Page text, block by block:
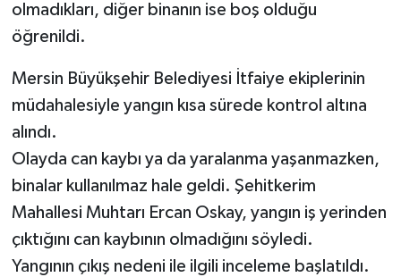
olmadıkları, diğer binanın ise boş olduğu
öğrenildi.
Mersin Büyükşehir Belediyesi İtfaiye ekiplerinin
müdahalesiyle yangın kısa sürede kontrol altına
alındı.
Olayda can kaybı ya da yaralanma yaşanmazken,
binalar kullanılmaz hale geldi. Şehitkerim
Mahallesi Muhtarı Ercan Oskay, yangın iş yerinden
çıktığını can kaybının olmadığını söyledi.
Yangının çıkış nedeni ile ilgili inceleme başlatıldı.